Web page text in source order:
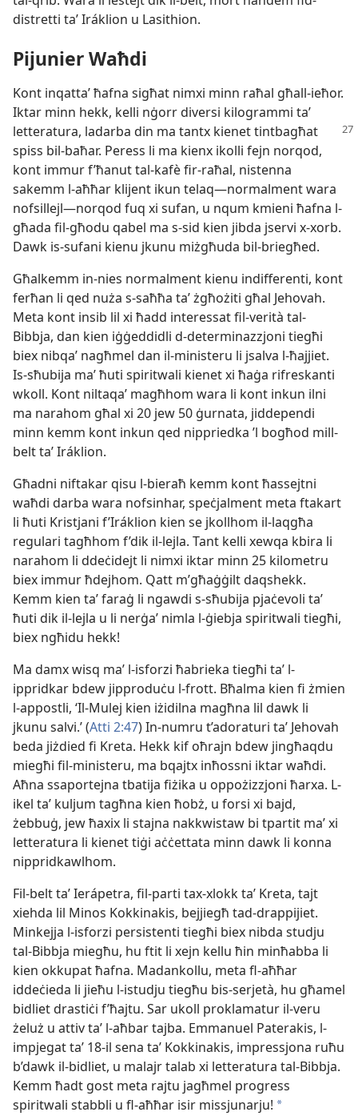
distretti taʼ Iráklion u Lasithion.
Pijunier Waħdi
Kont inqattaʼ ħafna sigħat nimxi minn raħal għall-​ieħor.
Iktar minn hekk, kelli nġorr diversi kilogrammi taʼ
letteratura, ladarba din ma tantx kienet tintbagħat
spiss bil-​baħar. Peress li ma kienx ikolli fejn norqod,
kont immur f’ħanut tal-​kafè fir-​raħal, nistenna
sakemm l-​aħħar klijent ikun telaq​—normalment wara
nofsillejl—​norqod fuq xi sufan, u nqum kmieni ħafna l-​
għada fil-​għodu qabel ma s-​sid kien jibda jservi x-​xorb.
Dawk is-​sufani kienu jkunu miżgħuda bil-​briegħed.
Għalkemm in-​nies normalment kienu indifferenti, kont
ferħan li qed nuża s-​saħħa taʼ żgħożiti għal Jehovah.
Meta kont insib lil xi ħadd interessat fil-​verità tal-​
Bibbja, dan kien iġġeddidli d-​determinazzjoni tiegħi
biex nibqaʼ nagħmel dan il-​ministeru li jsalva l-​ħajjiet.
Is-​sħubija maʼ ħuti spiritwali kienet xi ħaġa rifreskanti
wkoll. Kont niltaqaʼ magħhom wara li kont inkun ilni
ma narahom għal xi 20 jew 50 ġurnata, jiddependi
minn kemm kont inkun qed nippriedka ’l bogħod mill-​
belt taʼ Iráklion.
Għadni niftakar qisu l-​bieraħ kemm kont ħassejtni
waħdi darba wara nofsinhar, speċjalment meta ftakart
li ħuti Kristjani f’Iráklion kien se jkollhom il-​laqgħa
regulari tagħhom f’dik il-​lejla. Tant kelli xewqa kbira li
narahom li ddeċidejt li nimxi iktar minn 25 kilometru
biex immur ħdejhom. Qatt m’għaġġilt daqshekk.
Kemm kien taʼ faraġ li ngawdi s-​sħubija pjaċevoli taʼ
ħuti dik il-​lejla u li nerġaʼ nimla l-​ġiebja spiritwali tiegħi,
biex ngħidu hekk!
Ma damx wisq maʼ l-​isforzi ħabrieka tiegħi taʼ l-​
ippridkar bdew jipproduċu l-​frott. Bħalma kien fi żmien
l-​appostli, ‘Il-​Mulej kien iżidilna magħna lil dawk li
jkunu salvi.’ (Atti 2:47) In-​numru t’adoraturi taʼ Jehovah
beda jiżdied fi Kreta. Hekk kif oħrajn bdew jingħaqdu
miegħi fil-​ministeru, ma bqajtx inħossni iktar waħdi.
Aħna ssaportejna tbatija fiżika u oppożizzjoni ħarxa. L-​
ikel taʼ kuljum tagħna kien ħobż, u forsi xi bajd,
żebbuġ, jew ħaxix li stajna nakkwistaw bi tpartit maʼ xi
letteratura li kienet tiġi aċċettata minn dawk li konna
nippridkawlhom.
Fil-belt taʼ Ierápetra, fil-​parti tax-​xlokk taʼ Kreta, tajt
xiehda lil Minos Kokkinakis, bejjiegħ tad-​drappijiet.
Minkejja l-​isforzi persistenti tiegħi biex nibda studju
tal-​Bibbja miegħu, hu ftit li xejn kellu ħin minħabba li
kien okkupat ħafna. Madankollu, meta fl-​aħħar
iddeċieda li jieħu l-​istudju tiegħu bis-​serjetà, hu għamel
bidliet drastiċi f’ħajtu. Sar ukoll proklamatur il-​veru
żeluż u attiv taʼ l-​aħbar tajba. Emmanuel Paterakis, l-​
impjegat taʼ 18-il sena taʼ Kokkinakis, impressjona ruħu
b’dawk il-​bidliet, u malajr talab xi letteratura tal-​Bibbja.
Kemm ħadt gost meta rajtu jagħmel progress
spiritwali stabbli u fl-​aħħar isir missjunarju! a